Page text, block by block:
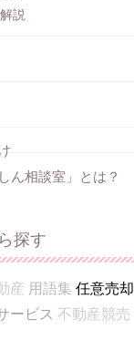
説
ん相談室」とは？
探す
産 用語集 任意売却
ービス 不動産競売